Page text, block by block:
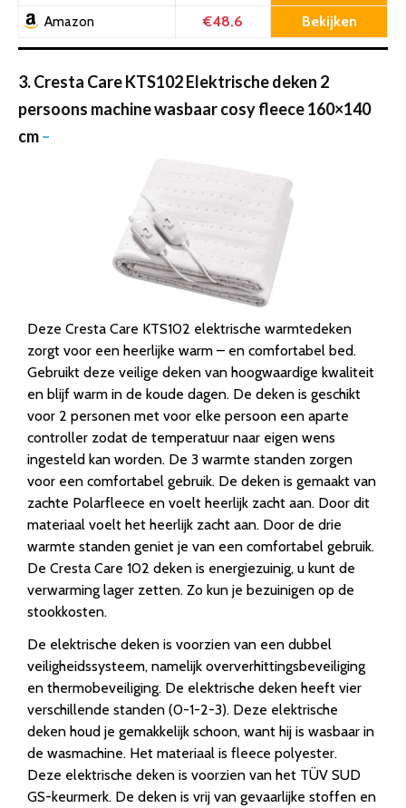
Amazon €48.6 Bekijken
3. Cresta Care KTS102 Elektrische deken 2
persoons machine wasbaar cosy fleece 160×140
cm–
Deze Cresta Care KTS102 elektrische warmtedeken
zorgt voor een heerlijke warm – en comfortabel bed.
Gebruikt deze veilige deken van hoogwaardige kwaliteit
en blijf warm in de koude dagen. De deken is geschikt
voor 2 personen met voor elke persoon een aparte
controller zodat de temperatuur naar eigen wens
ingesteld kan worden. De 3 warmte standen zorgen
voor een comfortabel gebruik. De deken is gemaakt van
zachte Polarfleece en voelt heerlijk zacht aan. Door dit
materiaal voelt het heerlijk zacht aan. Door de drie
warmte standen geniet je van een comfortabel gebruik.
De Cresta Care 102 deken is energiezuinig, u kunt de
verwarming lager zetten. Zo kun je bezuinigen op de
stookkosten.
De elektrische deken is voorzien van een dubbel
veiligheidssysteem, namelijk oververhittingsbeveiliging
en thermobeveiliging. De elektrische deken heeft vier
verschillende standen (0-1-2-3). Deze elektrische
deken houd je gemakkelijk schoon, want hij is wasbaar in
de wasmachine. Het materiaal is fleece polyester.
Deze elektrische deken is voorzien van het TÜV SUD
GS-keurmerk. De deken is vrij van gevaarlijke stoffen en